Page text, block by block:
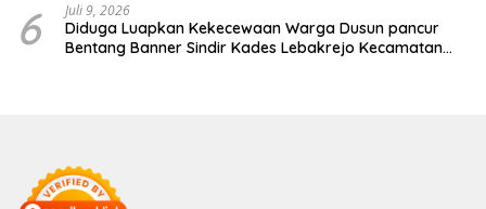
6 Juli 9, 2026
Diduga Luapkan Kekecewaan Warga Dusun pancur
Bentang Banner Sindir Kades Lebakrejo Kecamatan